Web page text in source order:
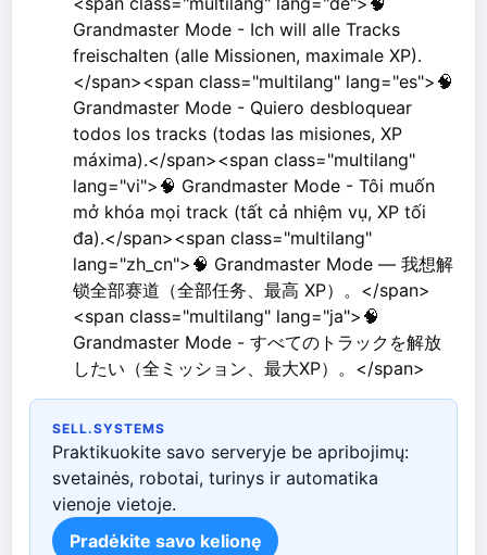
Grandmaster Mode - Ich will alle Tracks
freischalten (alle Missionen, maximale XP).
</span><span class="multilang" lang="es">🧠
Grandmaster Mode - Quiero desbloquear
todos los tracks (todas las misiones, XP
máxima).</span><span class="multilang"
lang="vi">🧠 Grandmaster Mode - Tôi muốn
mở khóa mọi track (tất cả nhiệm vụ, XP tối
đa).</span><span class="multilang"
lang="zh_cn">🧠 Grandmaster Mode — 我想解
锁全部赛道（全部任务、最高 XP）。</span>
<span class="multilang" lang="ja">🧠
Grandmaster Mode - すべてのトラックを解放
したい（全ミッション、最大XP）。</span>
SELL.SYSTEMS
Praktikuokite savo serveryje be apribojimų:
svetainės, robotai, turinys ir automatika
vienoje vietoje.
Pradėkite savo kelionę